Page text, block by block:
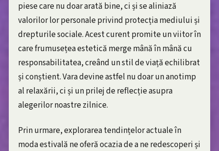
piese care nu doar arată bine, ci și se aliniază
valorilor lor personale privind protecția mediului și
drepturile sociale. Acest curent promite un viitor în
care frumusețea estetică merge mână în mână cu
responsabilitatea, creând un stil de viață echilibrat
și conștient. Vara devine astfel nu doar un anotimp
al relaxării, ci și un prilej de reflecție asupra
alegerilor noastre zilnice.
Prin urmare, explorarea tendințelor actuale în
moda estivală ne oferă ocazia de a ne redescoperi și